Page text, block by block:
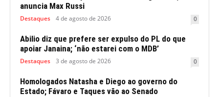
anuncia Max Russi
Destaques 4 de agosto de 2026 0
Abilio diz que prefere ser expulso do PL do que
apoiar Janaina; ‘não estarei com o MDB’
Destaques 3 de agosto de 2026 0
Homologados Natasha e Diego ao governo do
Estado; Fávaro e Taques vão ao Senado